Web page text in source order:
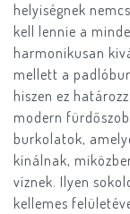
helyiségnek
kell lennie a
harmonikusan
mellett a
hiszen ez
modern
burkolatok,
kínálnak,
víznek. Ilyen
kellemes